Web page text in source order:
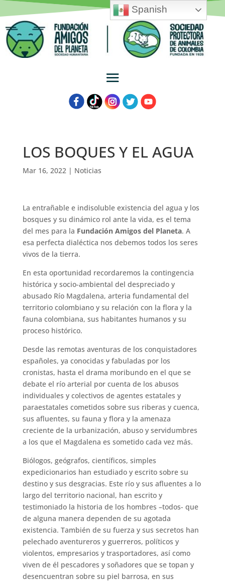
LOS BOQUES Y EL AGUA
Mar 16, 2022| Noticias
La entrañable e indisoluble existencia del agua y los
bosques y su dinámico rol ante la vida, es el tema
del mes para la Fundación Amigos del Planeta. A
esa perfecta dialéctica nos debemos todos los seres
vivos de la tierra.
En esta oportunidad recordaremos la contingencia
histórica y socio-ambiental del despreciado y
abusado Río Magdalena, arteria fundamental del
territorio colombiano y su relación con la flora y la
fauna colombiana, sus habitantes humanos y su
proceso histórico.
Desde las remotas aventuras de los conquistadores
españoles, ya conocidas y fabuladas por los
cronistas, hasta el drama moribundo en el que se
debate el río arterial por cuenta de los abusos
individuales y colectivos de agentes estatales y
paraestatales cometidos sobre sus riberas y cuenca,
sus afluentes, su fauna y flora y la amenaza
creciente de la urbanización, abuso y servidumbres
a los que el Magdalena es sometido cada vez más.
Biólogos, geógrafos, científicos, simples
expedicionarios han estudiado y escrito sobre su
destino y sus desgracias. Este río y sus afluentes a lo
largo del territorio nacional, han escrito y
testimoniado la historia de los hombres –todos- que
de alguna manera dependen de su agotada
existencia. También de su fuerza y sus secretos han
pelechado aventureros y guerreros, políticos y
violentos, empresarios y trasportadores, así como
viven de él pescadores y soñadores que se topan y
desencuentran sobre su piel barrosa, en sus
Spanish